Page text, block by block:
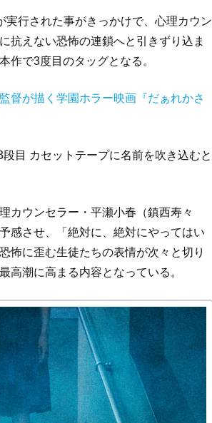
実行された事がきっかけで、心理カウン
抗えない恐怖の連鎖へと引きずり込ま
作で3度目のタッグとなる。
督が描く学園ホラー映画『だぁれかさ
目 カセットテープに名前を吹き込むと
カウンセラー・平瀬小春（鎮西寿々
感させ、「絶対に、絶対にやってはい
怖に歪む生徒たちの表情が次々と切り
高潮に高まる内容となっている。